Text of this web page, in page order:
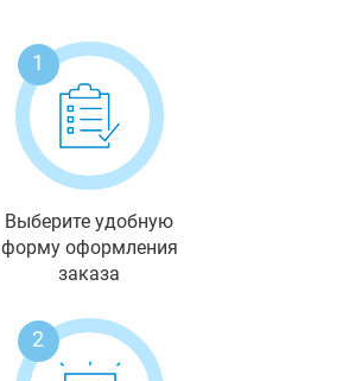
1
Выберите удобную
форму оформления
заказа
2